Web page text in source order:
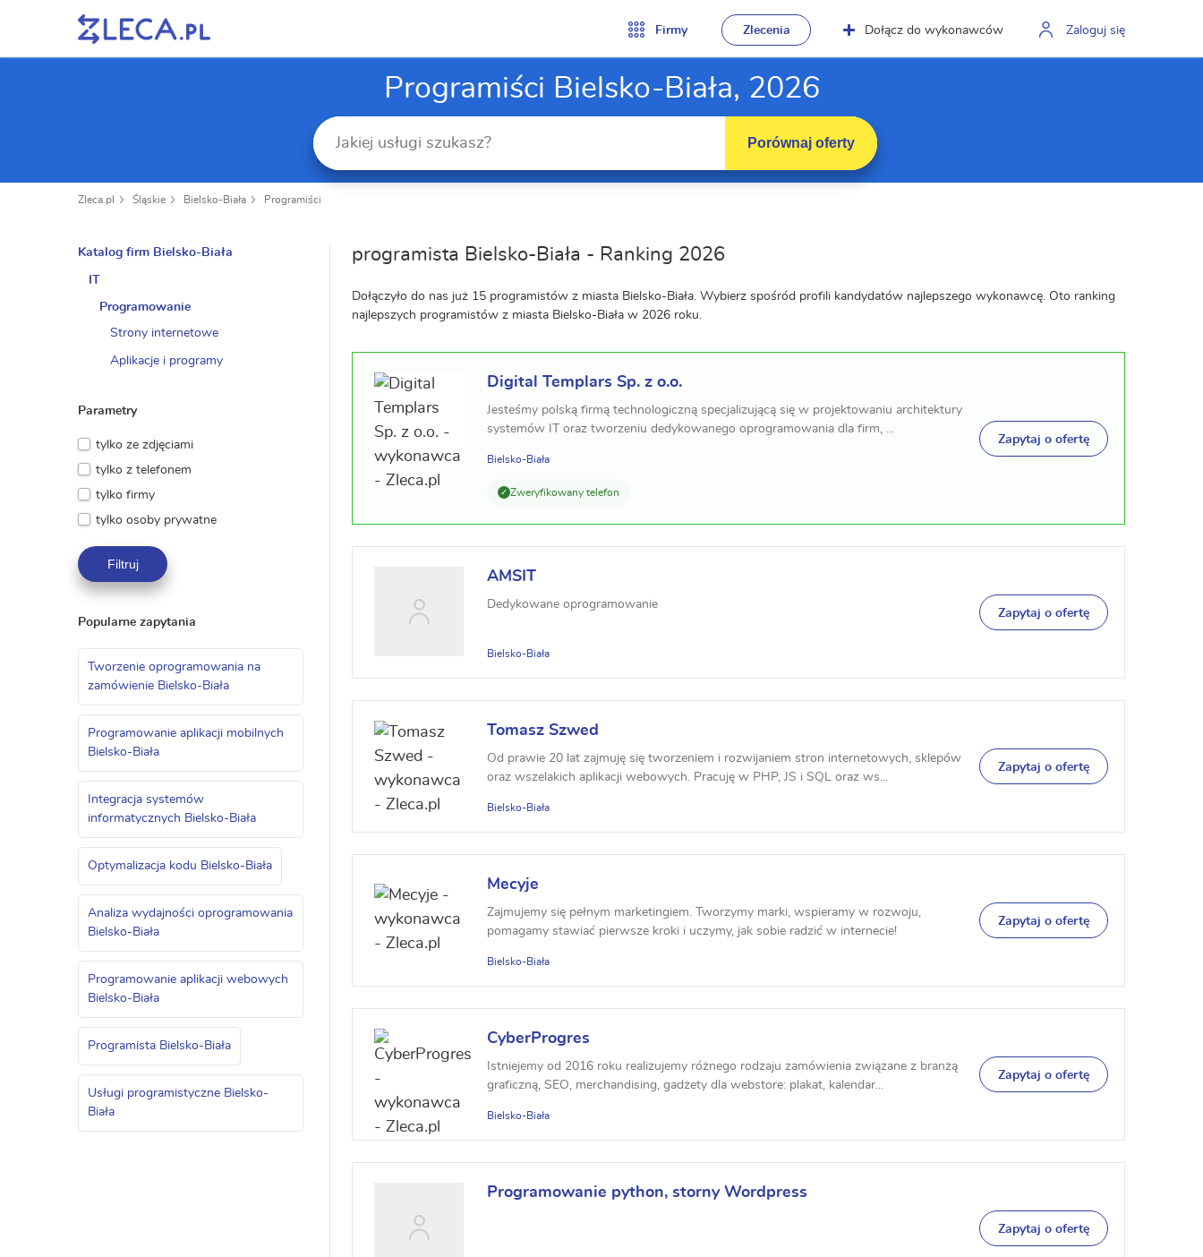
Firmy Zlecenia Dołącz do wykonawców Zaloguj się
Programiści Bielsko-Biała, 2026
Porównaj oferty
Zleca.pl Śląskie Bielsko-Biała Programiści
programista Bielsko-Biała - Ranking 2026
Dołączyło do nas już 15 programistów z miasta Bielsko-Biała. Wybierz spośród profili kandydatów najlepszego wykonawcę. Oto ranking
najlepszych programistów z miasta Bielsko-Biała w 2026 roku.
Digital Templars Sp. z o.o.
Jesteśmy polską firmą technologiczną specjalizującą się w projektowaniu architektury
systemów IT oraz tworzeniu dedykowanego oprogramowania dla firm, ...
Bielsko-Biała
Zapytaj o ofertę
Zweryfikowany telefon
AMSIT
Dedykowane oprogramowanie
Bielsko-Biała
Zapytaj o ofertę
Tomasz Szwed
Od prawie 20 lat zajmuję się tworzeniem i rozwijaniem stron internetowych, sklepów
oraz wszelakich aplikacji webowych. Pracuję w PHP, JS i SQL oraz ws...
Bielsko-Biała
Zapytaj o ofertę
Mecyje
Zajmujemy się pełnym marketingiem. Tworzymy marki, wspieramy w rozwoju,
pomagamy stawiać pierwsze kroki i uczymy, jak sobie radzić w internecie!
Bielsko-Biała
Zapytaj o ofertę
CyberProgres
Istniejemy od 2016 roku realizujemy różnego rodzaju zamówienia związane z branżą
graficzną, SEO, merchandising, gadżety dla webstore: plakat, kalendar...
Bielsko-Biała
Zapytaj o ofertę
Programowanie python, storny Wordpress
Zapytaj o ofertę
Katalog firm Bielsko-Biała
IT
Programowanie
Strony internetowe
Aplikacje i programy
Parametry
tylko ze zdjęciami
tylko z telefonem
tylko firmy
tylko osoby prywatne
Filtruj
Popularne zapytania
Tworzenie oprogramowania na
zamówienie Bielsko-Biała
Programowanie aplikacji mobilnych
Bielsko-Biała
Integracja systemów
informatycznych Bielsko-Biała
Optymalizacja kodu Bielsko-Biała
Analiza wydajności oprogramowania
Bielsko-Biała
Programowanie aplikacji webowych
Bielsko-Biała
Programista Bielsko-Biała
Usługi programistyczne Bielsko-
Biała